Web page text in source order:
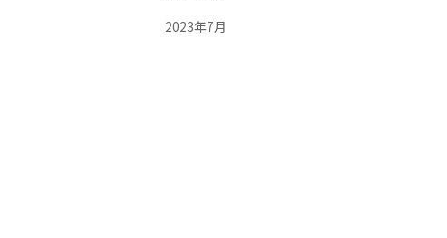
2023年7月